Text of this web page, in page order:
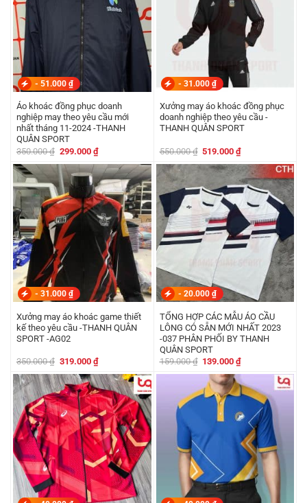
- 51.000 ₫
Áo khoác đồng phục doanh
nghiệp may theo yêu cầu mới
nhất tháng 11-2024 -THANH
QUÂN SPORT
350.000₫ Giá
là:
350.000 ₫.
299.000 ₫Giá
hiện
tại
là:
299.000 ₫.
- 31.000 ₫
Xưởng may áo khoác đồng phục
doanh nghiệp theo yêu cầu -
THANH QUÂN SPORT
550.000₫ Giá
là:
550.000 ₫.
519.000₫Giá
tại
là:
519.000 ₫.
- 31.000 ₫
Xưởng may áo khoác game thiết
kế theo yêu cầu -THANH QUÂN
SPORT -AG02
350.000₫ Giá
là:
350.000 ₫.
319.000 ₫Giá
hiện
tại
là:
319.000 ₫.
- 20.000 ₫
TỔNG HỢP CÁC MẪU ÁO CẦU
LÔNG CÓ SẴN MỚI NHẤT 2023
-037 PHÂN PHỐI BY THANH
QUÂN SPORT
159.000₫ Giá
là:
159.000 ₫.
139.000₫Giá
tại
là:
139.000 ₫.